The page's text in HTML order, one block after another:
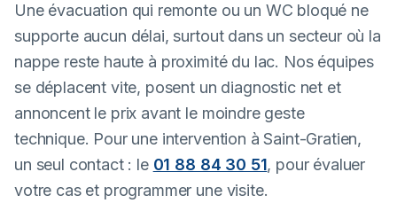
Une évacuation qui remonte ou un WC bloqué ne
supporte aucun délai, surtout dans un secteur où la
nappe reste haute à proximité du lac. Nos équipes
se déplacent vite, posent un diagnostic net et
annoncent le prix avant le moindre geste
technique. Pour une intervention à Saint-Gratien,
un seul contact : le 01 88 84 30 51, pour évaluer
votre cas et programmer une visite.